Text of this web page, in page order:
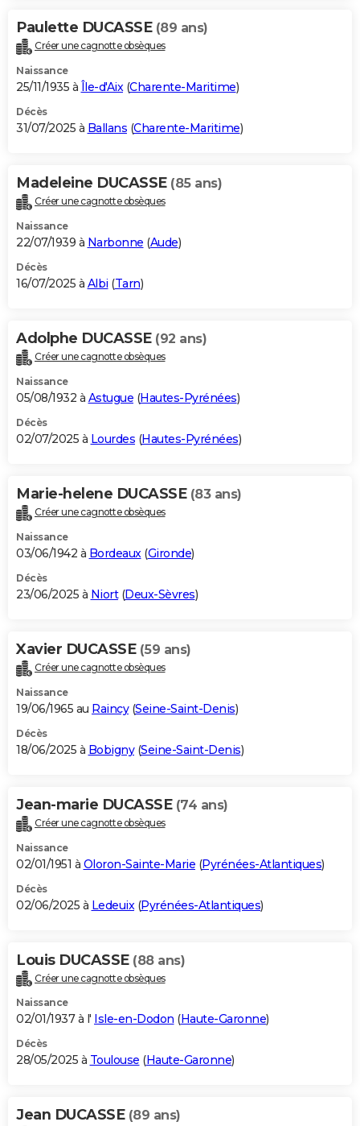
Paulette DUCASSE (89 ans)
Créer une cagnotte obsèques
Naissance
25/11/1935 à Île-d'Aix(Charente-Maritime)
Décès
31/07/2025 à Ballans (Charente-Maritime)
Madeleine DUCASSE (85 ans)
Créer une cagnotte obsèques
Naissance
22/07/1939 à Narbonne (Aude)
Décès
16/07/2025 à Albi (Tarn)
Adolphe DUCASSE (92 ans)
Créer une cagnotte obsèques
Naissance
05/08/1932 à Astugue (Hautes-Pyrénées)
Décès
02/07/2025 à Lourdes (Hautes-Pyrénées)
Marie-helene DUCASSE (83 ans)
Créer une cagnotte obsèques
Naissance
03/06/1942 à Bordeaux(Gironde)
Décès
23/06/2025 à Niort(Deux-Sèvres)
Xavier DUCASSE (59 ans)
Créer une cagnotte obsèques
Naissance
19/06/1965 au Raincy(Seine-Saint-Denis)
Décès
18/06/2025 à Bobigny(Seine-Saint-Denis)
Jean-marie DUCASSE (74 ans)
Créer une cagnotte obsèques
Naissance
02/01/1951 à Oloron-Sainte-Marie (Pyrénées-Atlantiques)
Décès
02/06/2025 à Ledeuix (Pyrénées-Atlantiques)
Louis DUCASSE (88 ans)
Créer une cagnotte obsèques
Naissance
02/01/1937 à l' Isle-en-Dodon (Haute-Garonne)
Décès
28/05/2025 à Toulouse (Haute-Garonne)
Jean DUCASSE (89 ans)